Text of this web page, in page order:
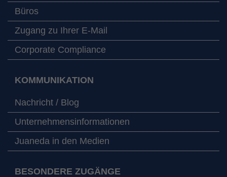
Büros
Zugang zu Ihrer E-Mail
Corporate Compliance
KOMMUNIKATION
Nachricht / Blog
Unternehmensinformationen
Juaneda in den Medien
BESONDERE ZUGÄNGE